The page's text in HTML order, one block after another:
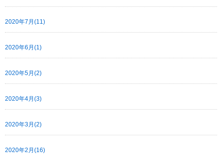
2020年7月(11)
2020年6月(1)
2020年5月(2)
2020年4月(3)
2020年3月(2)
2020年2月(16)